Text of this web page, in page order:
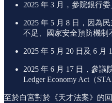
2025 年 3 月，參院銀行
2025 年 5 月 8 日，因為
不足、國家安全預防機制
2025 年 5 月 20 日及 6
2025 年 6 月 17 日，參議
Ledger Economy Act（
至於白宮對於《天才法案》的